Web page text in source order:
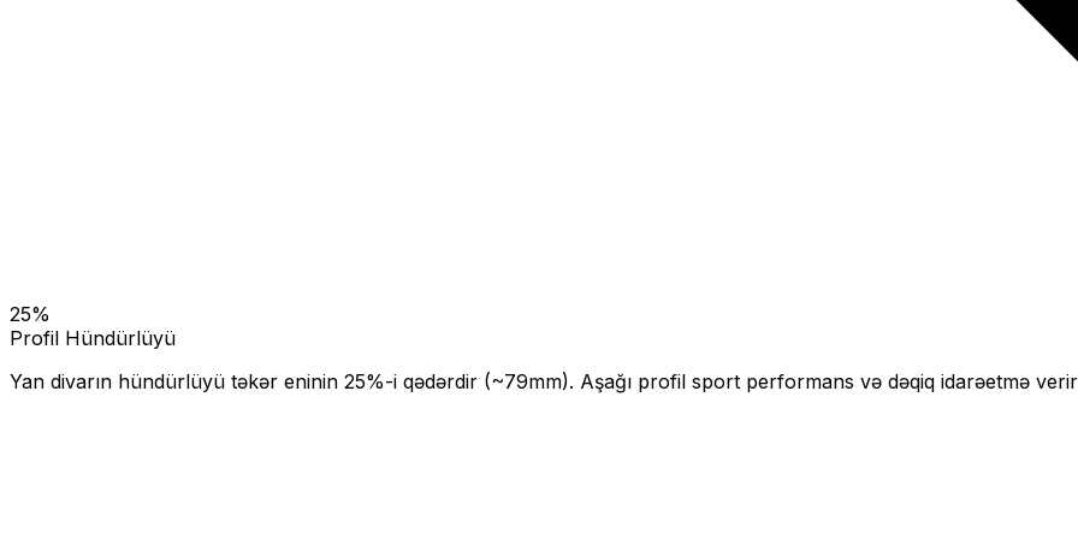
25%
Profil Hündürlüyü
Yan divarın hündürlüyü təkər eninin 25%-i qədərdir (~79mm). Aşağı profil sport performans və dəqiq idarəetmə